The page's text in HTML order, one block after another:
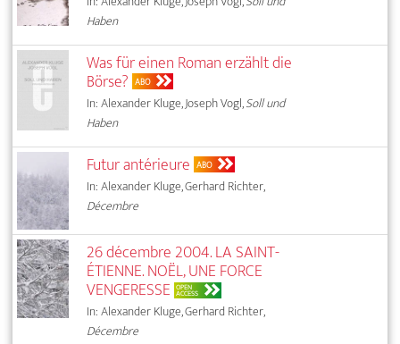
Haben
Was für einen Roman erzählt die
Börse? ABO
In: Alexander Kluge, Joseph Vogl,Soll und
Haben
Futur antérieure ABO
In: Alexander Kluge, Gerhard Richter,
Décembre
26 décembre 2004. LA SAINT-
ÉTIENNE. NOËL, UNE FORCE
VENGERESSE OPEN
ACCESS
In: Alexander Kluge, Gerhard Richter,
Décembre